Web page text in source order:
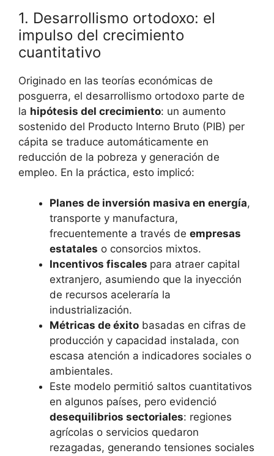
1. Desarrollismo ortodoxo: el
impulso del crecimiento
cuantitativo
Originado en las teorías económicas de
posguerra, el desarrollismo ortodoxo parte de
la hipótesis del crecimiento: un aumento
sostenido del Producto Interno Bruto (PIB) per
cápita se traduce automáticamente en
reducción de la pobreza y generación de
empleo. En la práctica, esto implicó:
Planes de inversión masiva en energía,
transporte y manufactura,
frecuentemente a través de empresas
estatales o consorcios mixtos.
Incentivos fiscales para atraer capital
extranjero, asumiendo que la inyección
de recursos aceleraría la
industrialización.
Métricas de éxito basadas en cifras de
producción y capacidad instalada, con
escasa atención a indicadores sociales o
ambientales.
Este modelo permitió saltos cuantitativos
en algunos países, pero evidenció
desequilibrios sectoriales: regiones
agrícolas o servicios quedaron
rezagadas, generando tensiones sociales